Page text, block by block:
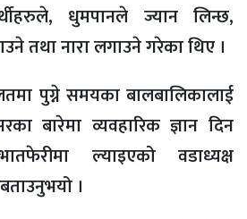
धुमपानले ज्यान लिन्छ,
तथा नारा लगाउने गरेका थिए ।
पुग्ने समयका बालबालिकालाई
बारेमा व्यवहारिक ज्ञान दिन
ल्याइएको वडाध्यक्ष
।